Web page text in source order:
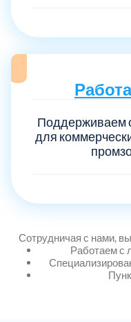
Поддерживаем
для
Сотрудничая с нами,
Работаем с
Богородский
Волоколамский